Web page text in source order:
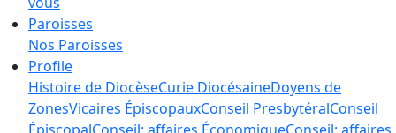
Paroisses
Nos Paroisses
Profile
Histoire de DiocèseCurie DiocésaineDoyens de
ZonesVicaires ÉpiscopauxConseil PresbytéralConseil